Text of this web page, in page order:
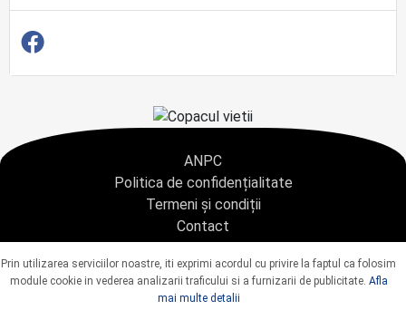
ANPC
Politica de confidențialitate
Termeni și condiții
Contact
Copyright © 2021 - AGENTIA CONDOLEANTE.RO SRL - toate drepturile rezervate
J40/9967/2020 CUI: 42925428
Prin utilizarea serviciilor noastre, iti exprimi acordul cu privire la faptul ca folosim
module cookie in vederea analizarii traficului si a furnizarii de publicitate. Afla
mai multe detalii